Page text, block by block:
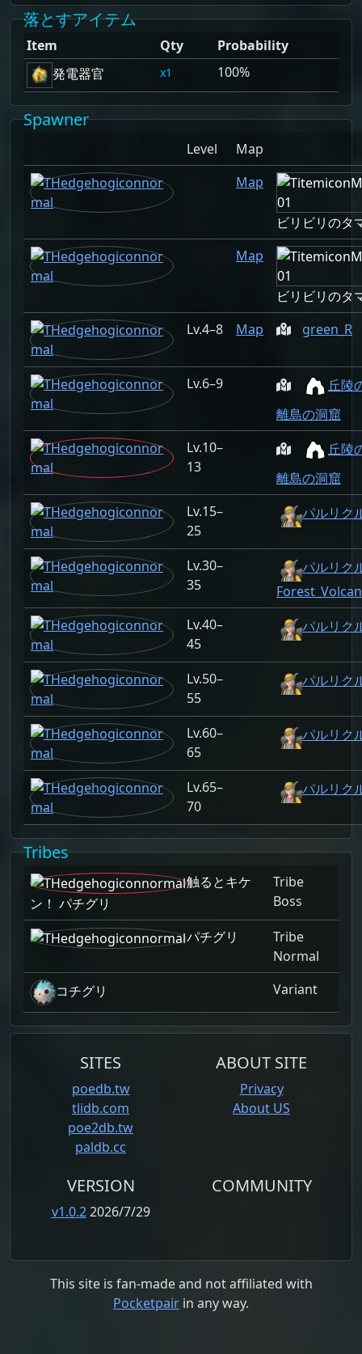
落とすアイテム
Item Qty
Probability
発電器官
1 100%
Spawner
Level
Map
Map
ビリビリのタ
Map
ビリビリのタ
4–8
Map green_R
6–9
丘陵
離島の洞窟
10–
13
丘陵
離島の洞窟
15–
25
パルリク
30–
35
パルリク
40–
45
パルリク
50–
55
パルリク
60–
65
パルリク
65–
70
パルリク
Tribes
触るとキケ
ン！ パチグリ
Tribe
Boss
パチグリ
Tribe
Normal
コチグリ
Variant
SITES
poedb.tw
tlidb.com
poe2db.tw
paldb.cc
ABOUT SITE
Privacy
About US
VERSION
v1.0.22026/7/29
COMMUNITY
This site is fan-made and not affiliated with
Pocketpair in any way.